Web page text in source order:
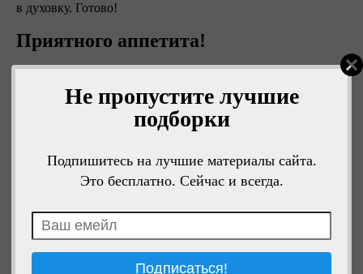
Не пропустите лучшие
подборки
Подпишитесь на лучшие материалы сайта.
Это бесплатно. Сейчас и всегда.
в духовку. Готово!
Приятного аппетита!